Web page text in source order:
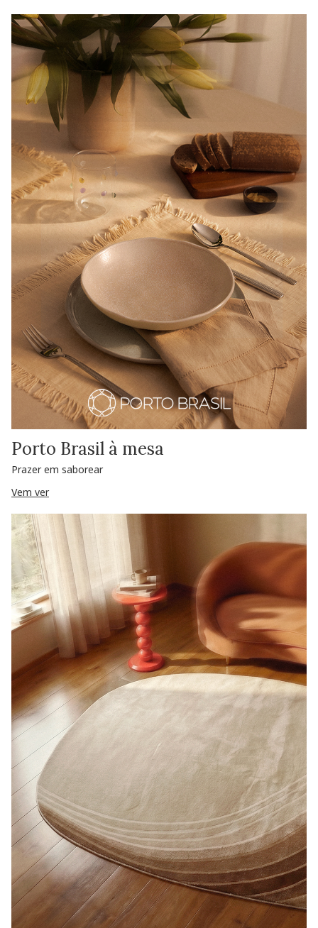
Porto Brasil à mesa
Prazer em saborear
Vem ver